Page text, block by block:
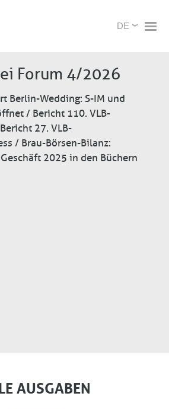
X
Select
Forum 4/2026
Berlin-Wedding: S-IM und
/ Bericht 110. VLB-
27. VLB-
/ Brau-Börsen-Bilanz:
2025 in den Büchern
AUSGABEN